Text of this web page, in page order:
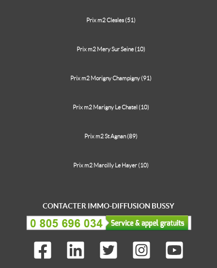
Prix m2 Clesles (51)
Prix m2 Mery Sur Seine (10)
Prix m2 Morigny Champigny (91)
Prix m2 Marigny Le Chatel (10)
Prix m2 St Agnan (89)
Prix m2 Marcilly Le Hayer (10)
CONTACTER IMMO-DIFFUSION BUSSY